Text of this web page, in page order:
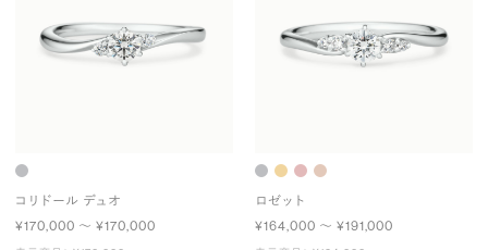
コリドール デュオ
¥170,000 〜 ¥170,000
ロゼット
¥164,000 〜 ¥191,000